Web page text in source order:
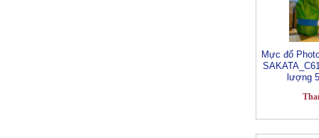
Mực đổ
lượng